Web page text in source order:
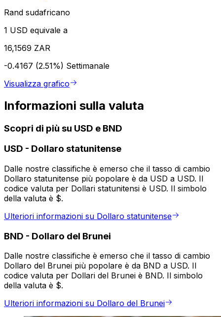
Rand sudafricano
1 USD equivale a
16,1569 ZAR
-0.4167 (2.51%) Settimanale
Visualizza grafico
Informazioni sulla valuta
Scopri di più su USD e BND
USD - Dollaro statunitense
Dalle nostre classifiche è emerso che il tasso di cambio
Dollaro statunitense più popolare è da USD a USD. Il
codice valuta per Dollari statunitensi è USD. Il simbolo
della valuta è $.
Ulteriori informazioni su Dollaro statunitense
BND - Dollaro del Brunei
Dalle nostre classifiche è emerso che il tasso di cambio
Dollaro del Brunei più popolare è da BND a USD. Il
codice valuta per Dollari del Brunei è BND. Il simbolo
della valuta è $.
Ulteriori informazioni su Dollaro del Brunei